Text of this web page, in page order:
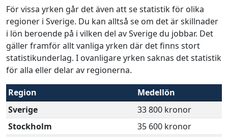
För vissa yrken går det även att se statistik för olika
regioner i Sverige. Du kan alltså se om det är skillnader
i lön beroende på i vilken del av Sverige du jobbar. Det
gäller framför allt vanliga yrken där det finns stort
statistikunderlag. I ovanligare yrken saknas det statistik
för alla eller delar av regionerna.
Region
Medellön
Sverige
33 800 kronor
Stockholm
35 600 kronor